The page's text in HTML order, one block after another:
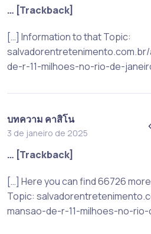
… [Trackback]
[…] Information to that Topic:
de-r-11-milhoes-no-rio-de-
บทความ คาสิโน
3 de janeiro de 2025
… [Trackback]
[…] Here you can find 66726
Topic:
mansao-de-r-11-milhoes-no-